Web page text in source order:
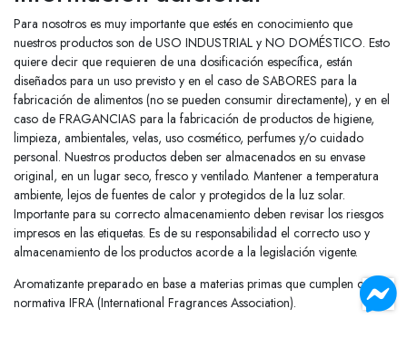
Para nosotros es muy importante que estés en conocimiento que
nuestros productos son de USO INDUSTRIAL y NO DOMÉSTICO. Esto
quiere decir que requieren de una dosificación específica, están
diseñados para un uso previsto y en el caso de SABORES para la
fabricación de alimentos (no se pueden consumir directamente), y en el
caso de FRAGANCIAS para la fabricación de productos de higiene,
limpieza, ambientales, velas, uso cosmético, perfumes y/o cuidado
personal. Nuestros productos deben ser almacenados en su envase
original, en un lugar seco, fresco y ventilado. Mantener a temperatura
ambiente, lejos de fuentes de calor y protegidos de la luz solar.
Importante para su correcto almacenamiento deben revisar los riesgos
impresos en las etiquetas. Es de su responsabilidad el correcto uso y
almacenamiento de los productos acorde a la legislación vigente.
Aromatizante preparado en base a materias primas que cumplen con
normativa IFRA (International Fragrances Association).